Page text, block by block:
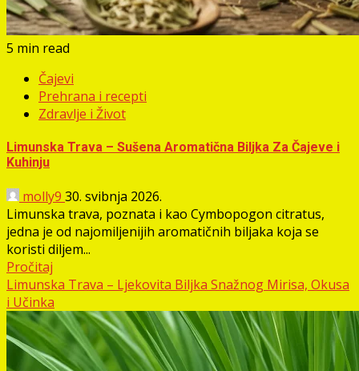
5 min read
Čajevi
Prehrana i recepti
Zdravlje i Život
Limunska Trava – Sušena Aromatična Biljka Za Čajeve i
Kuhinju
molly9 30. svibnja 2026.
Limunska trava, poznata i kao Cymbopogon citratus,
jedna je od najomiljenijih aromatičnih biljaka koja se
koristi diljem...
Pročitaj
Limunska Trava – Ljekovita Biljka Snažnog Mirisa, Okusa
i Učinka